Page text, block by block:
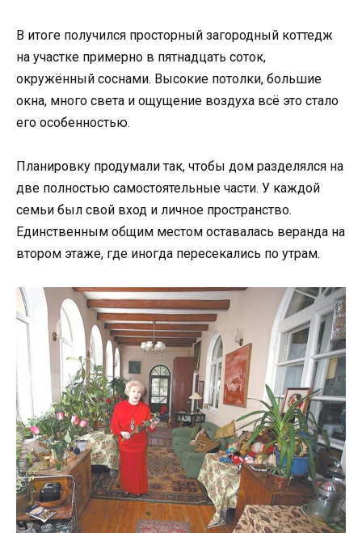
В итоге получился просторный загородный коттедж
на участке примерно в пятнадцать соток,
окружённый соснами. Высокие потолки, большие
окна, много света и ощущение воздуха всё это стало
его особенностью.
Планировку продумали так, чтобы дом разделялся на
две полностью самостоятельные части. У каждой
семьи был свой вход и личное пространство.
Единственным общим местом оставалась веранда на
втором этаже, где иногда пересекались по утрам.